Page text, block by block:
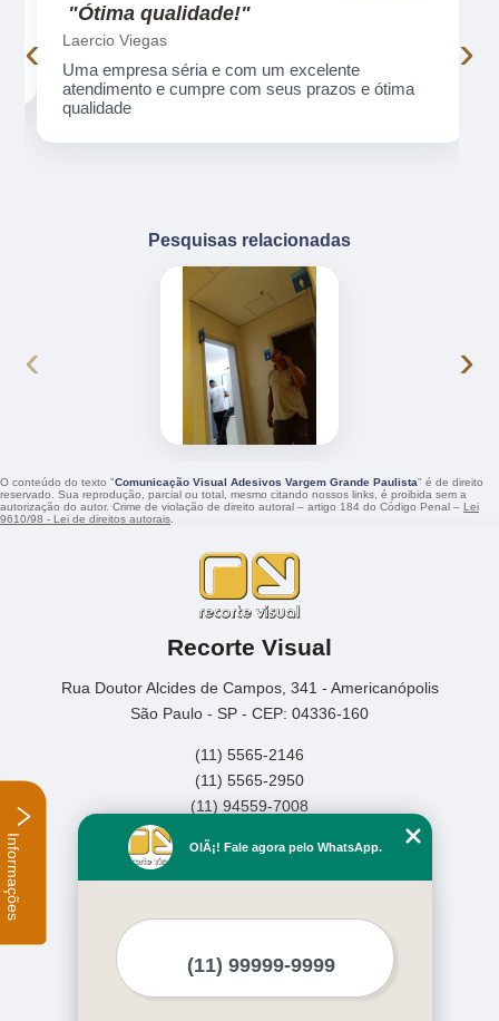
"Ótima qualidade!"
Laercio Viegas
Uma empresa séria e com um excelente
atendimento e cumpre com seus prazos e ótima
qualidade
‹ ›
Pesquisas relacionadas
‹ ›
O conteúdo do texto "Comunicação Visual Adesivos Vargem Grande Paulista" é de direito
reservado. Sua reprodução, parcial ou total, mesmo citando nossos links, é proibida sem a
autorização do autor. Crime de violação de direito autoral – artigo 184 do Código Penal – Lei
9610/98 - Lei de direitos autorais
Recorte Visual
Rua Doutor Alcides de Campos, 341 - Americanópolis
São Paulo - SP - CEP: 04336-160
(11) 5565-2146
(11) 5565-2950
(11) 94559-7008
Home
Serviços
Mapa do site
Mais Serviços
OlÃ¡! Fale agora pelo WhatsApp.
Informações